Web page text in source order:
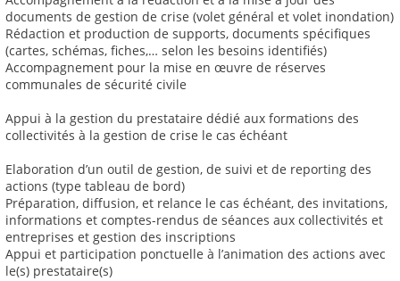
documents de gestion de crise (volet général et volet inondation)
Rédaction et production de supports, documents spécifiques
(cartes, schémas, fiches,… selon les besoins identifiés)
Accompagnement pour la mise en œuvre de réserves
communales de sécurité civile
Appui à la gestion du prestataire dédié aux formations des
collectivités à la gestion de crise le cas échéant
Elaboration d’un outil de gestion, de suivi et de reporting des
actions (type tableau de bord)
Préparation, diffusion, et relance le cas échéant, des invitations,
informations et comptes-rendus de séances aux collectivités et
entreprises et gestion des inscriptions
Appui et participation ponctuelle à l’animation des actions avec
le(s) prestataire(s)